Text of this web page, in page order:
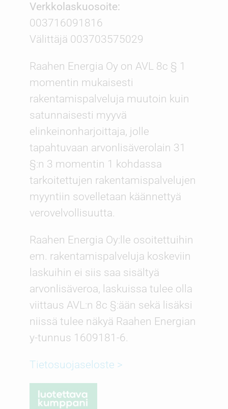
Verkkolaskuosoite:
003716091816
Välittäjä 003703575029
Raahen Energia Oy on AVL 8c § 1
momentin mukaisesti
rakentamispalveluja muutoin kuin
satunnaisesti myyvä
elinkeinonharjoittaja, jolle
tapahtuvaan arvonlisäverolain 31
§:n 3 momentin 1 kohdassa
tarkoitettujen rakentamispalvelujen
myyntiin sovelletaan käännettyä
verovelvollisuutta.
Raahen Energia Oy:lle osoitettuihin
em. rakentamispalveluja koskeviin
laskuihin ei siis saa sisältyä
arvonlisäveroa, laskuissa tulee olla
viittaus AVL:n 8c §:ään sekä lisäksi
niissä tulee näkyä Raahen Energian
y-tunnus 1609181-6.
Tietosuojaseloste >